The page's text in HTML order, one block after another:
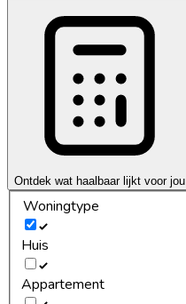
Ontdek wat haalbaar lijkt voor jou
Woningtype
Huis
Appartement